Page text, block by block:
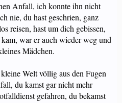
Anfall, ich konnte ihn nicht
nie, du hast geschrien, ganz
reisen, hast um dich gebissen,
war er auch wieder weg und
Mädchen.
Welt völlig aus den Fugen
du kamst gar nicht mehr
gefahren, du bekamst